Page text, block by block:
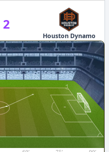
2
Houston Dynamo